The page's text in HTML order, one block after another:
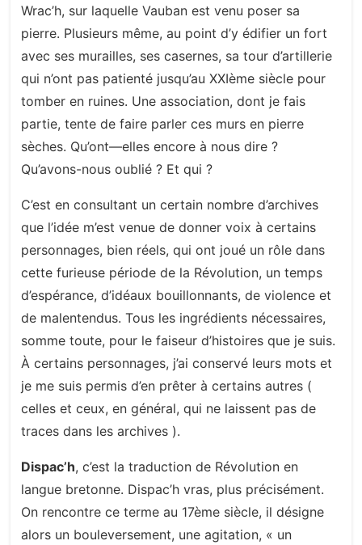
Wrac’h, sur laquelle Vauban est venu poser sa
pierre. Plusieurs même, au point d’y édifier un fort
avec ses murailles, ses casernes, sa tour d’artillerie
qui n’ont pas patienté jusqu’au XXIème siècle pour
tomber en ruines. Une association, dont je fais
partie, tente de faire parler ces murs en pierre
sèches. Qu’ont—elles encore à nous dire ?
Qu’avons-nous oublié ? Et qui ?
C’est en consultant un certain nombre d’archives
que l’idée m’est venue de donner voix à certains
personnages, bien réels, qui ont joué un rôle dans
cette furieuse période de la Révolution, un temps
d’espérance, d’idéaux bouillonnants, de violence et
de malentendus. Tous les ingrédients nécessaires,
somme toute, pour le faiseur d’histoires que je suis.
À certains personnages, j’ai conservé leurs mots et
je me suis permis d’en prêter à certains autres (
celles et ceux, en général, qui ne laissent pas de
traces dans les archives ).
Dispac’h, c’est la traduction de Révolution en
langue bretonne. Dispac’h vras, plus précisément.
On rencontre ce terme au 17ème siècle, il désigne
alors un bouleversement, une agitation, « un